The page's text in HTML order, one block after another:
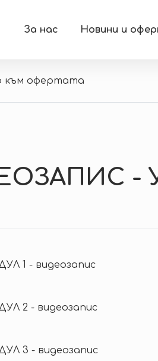
За нас Новини и
към офертата
-
1 - видеозапис
2 - видеозапис
3 - видеозапис